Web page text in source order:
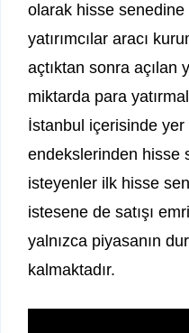
olarak hisse
yatırımcılar aracı
açtıktan sonra açılan
miktarda para
İstanbul içerisinde
endekslerinden hisse
isteyenler ilk hisse
istesene de satışı
yalnızca piyasanın
kalmaktadır.